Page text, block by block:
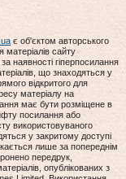
є об'єктом авторського
сайту
наявності гіперпосилання
що знаходяться у
відкритого для
матеріалу на
має бути розміщене в
посилання або
використовуваного
у закритому доступі
лише за попереднім
передрук,
опублікованих з